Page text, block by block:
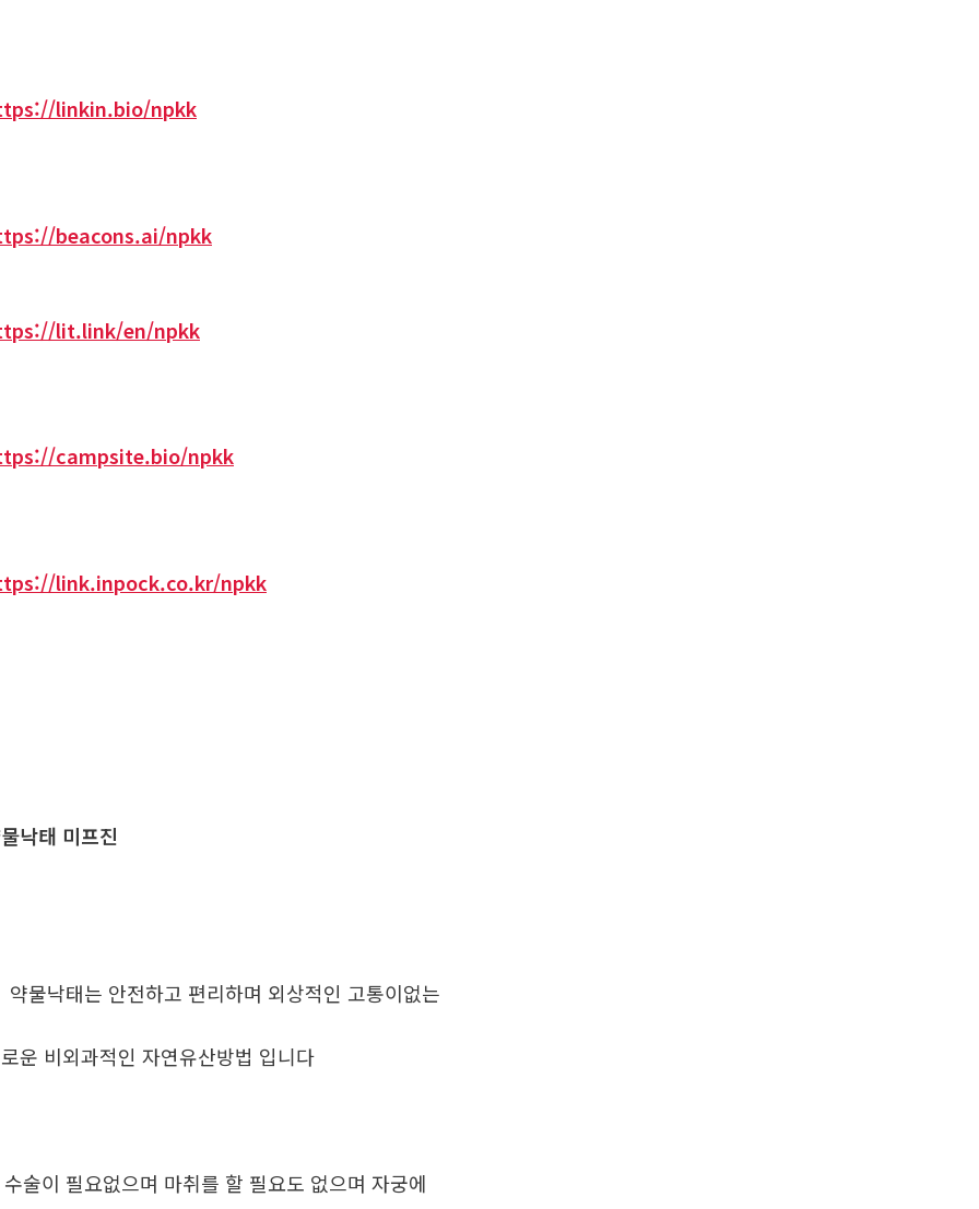
linkin.bio/npkk
beacons.ai/npkk
lit.link/en/npkk
campsite.bio/npkk
link.inpock.co.kr/npkk
낙태 미프진
물낙태는 안전하고 편리하며 외상적인 고통이없는
운 비외과적인 자연유산방법 입니다
술이 필요없으며 마취를 할 필요도 없으며 자궁에